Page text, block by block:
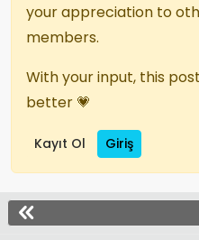
your appreciation to
members.
With your input, this
better 💗
Kayıt Ol Giriş